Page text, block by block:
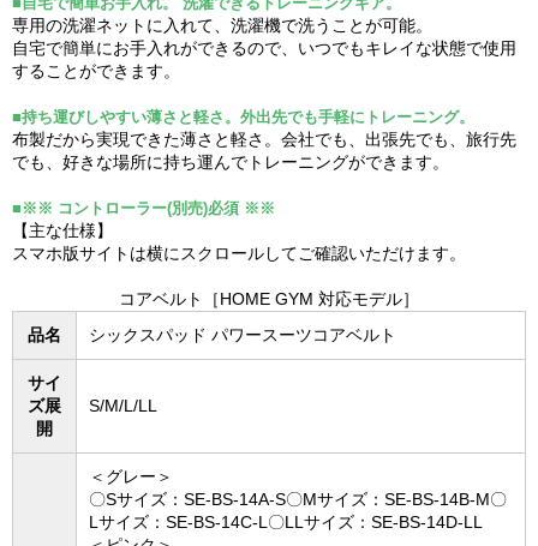
専用の洗濯ネットに入れて、洗濯機で洗うことが可能。
自宅で簡単にお手入れができるので、いつでもキレイな状態で使用
することができます。
■持ち運びしやすい薄さと軽さ。外出先でも手軽にトレーニング。
布製だから実現できた薄さと軽さ。会社でも、出張先でも、旅行先
でも、好きな場所に持ち運んでトレーニングができます。
■※※ コントローラー(別売)必須 ※※
【主な仕様】
スマホ版サイトは横にスクロールしてご確認いただけます。
コアベルト［HOME GYM 対応モデル］
品名
シックスパッド パワースーツコアベルト
サイ
ズ展
開
S/M/L/LL
＜グレー＞
〇Sサイズ：SE-BS-14A-S〇Mサイズ：SE-BS-14B-M〇
Lサイズ：SE-BS-14C-L〇LLサイズ：SE-BS-14D-LL